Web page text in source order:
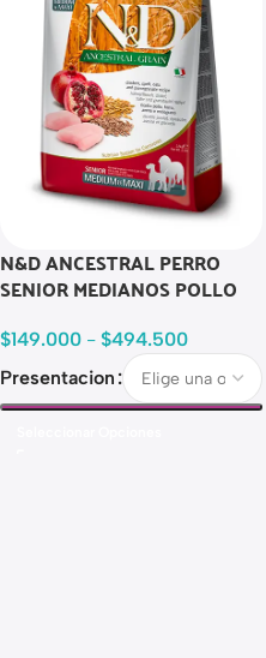
N&D ANCESTRAL PERRO
SENIOR MEDIANOS POLLO
$149.000 - $494.500
Presentacion